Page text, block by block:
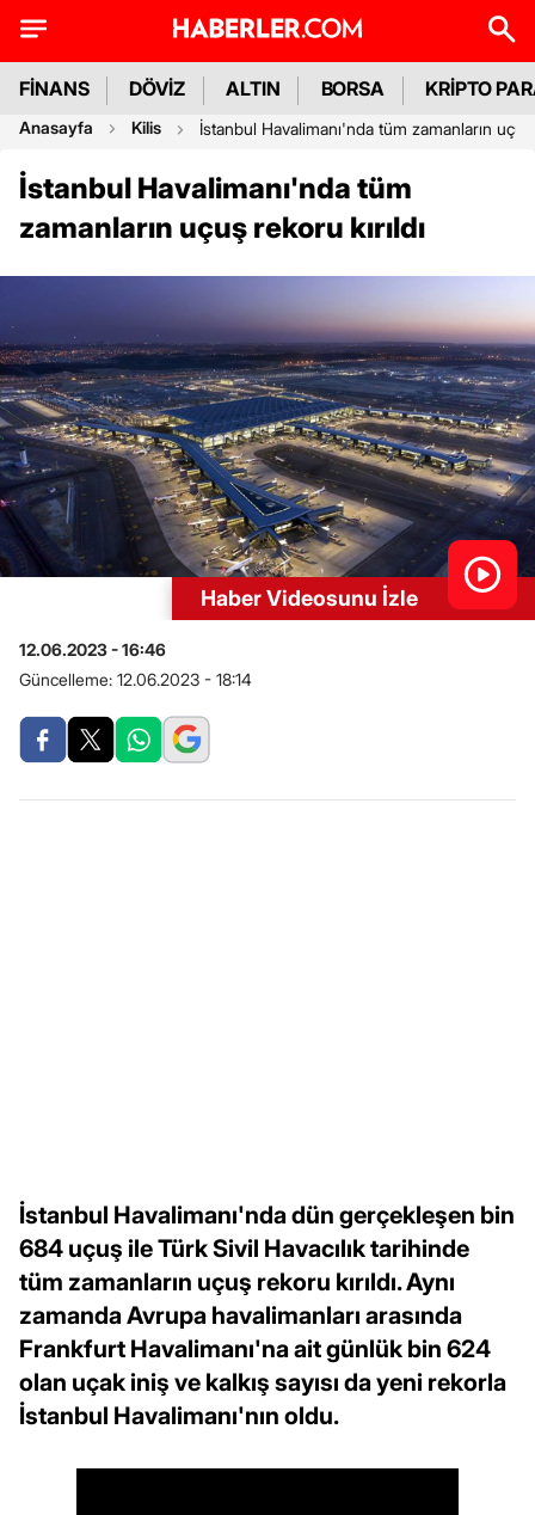
FİNANS DÖVİZ ALTIN BORSA KRİPTO
Anasayfa Kilis İstanbul Havalimanı'nda tüm zamanların uçuş
İstanbul Havalimanı'nda tüm
zamanların uçuş rekoru kırıldı
Haber Videosunu İzle
12.06.2023 - 16:46
Güncelleme: 12.06.2023 - 18:14
İstanbul Havalimanı'nda dün gerçekleşen bin
684 uçuş ile Türk Sivil Havacılık tarihinde
tüm zamanların uçuş rekoru kırıldı. Aynı
zamanda Avrupa havalimanları arasında
Frankfurt Havalimanı'na ait günlük bin 624
olan uçak iniş ve kalkış sayısı da yeni rekorla
İstanbul Havalimanı'nın oldu.